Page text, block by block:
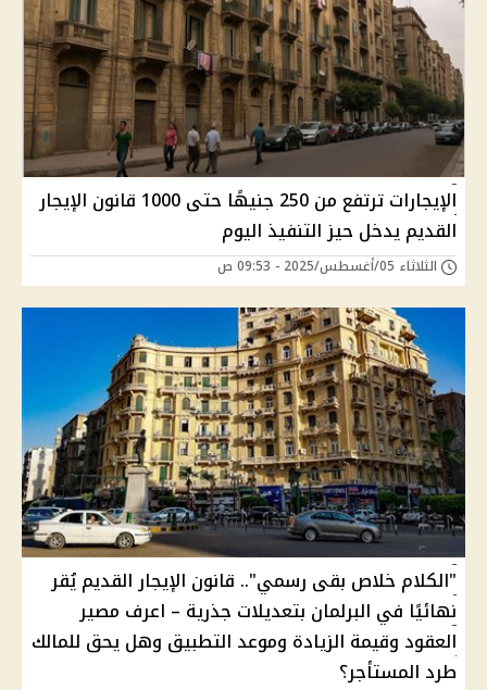
الإيجارات ترتفع من 250 جنيهًا حتى 1000 قانون الإيجار
القديم يدخل حيز التنفيذ اليوم
الثلاثاء 05/أغسطس/2025 - 09:53 ص
"الكلام خلاص بقى رسمي".. قانون الإيجار القديم يُقر
نهائيًا في البرلمان بتعديلات جذرية – اعرف مصير
العقود وقيمة الزيادة وموعد التطبيق وهل يحق للمالك
طرد المستأجر؟